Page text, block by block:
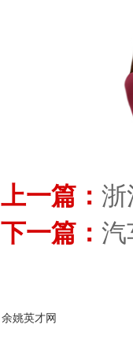
上一篇： 浙
下一篇： 汽
余姚英才网